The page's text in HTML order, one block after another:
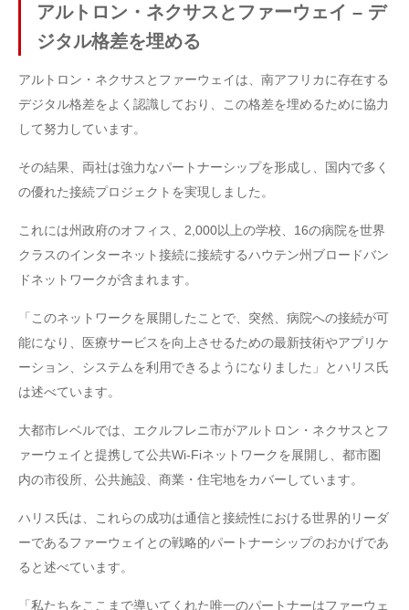
アルトロン・ネクサスとファーウェイ – デ
ジタル格差を埋める
アルトロン・ネクサスとファーウェイは、南アフリカに存在する
デジタル格差をよく認識しており、この格差を埋めるために協力
して努力しています。
その結果、両社は強力なパートナーシップを形成し、国内で多く
の優れた接続プロジェクトを実現しました。
これには州政府のオフィス、2,000以上の学校、16の病院を世界
クラスのインターネット接続に接続するハウテン州ブロードバン
ドネットワークが含まれます。
「このネットワークを展開したことで、突然、病院への接続が可
能になり、医療サービスを向上させるための最新技術やアプリケ
ーション、システムを利用できるようになりました」とハリス氏
は述べています。
大都市レベルでは、エクルフレニ市がアルトロン・ネクサスとフ
ァーウェイと提携して公共Wi-Fiネットワークを展開し、都市圏
内の市役所、公共施設、商業・住宅地をカバーしています。
ハリス氏は、これらの成功は通信と接続性における世界的リーダ
ーであるファーウェイとの戦略的パートナーシップのおかげであ
ると述べています。
「私たちをここまで導いてくれた唯一のパートナーはファーウェ